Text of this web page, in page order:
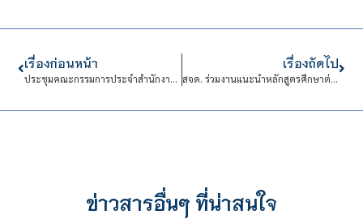
เรื่องก่อนหน้า
ประชุมคณะกรรมการประจำสำนักงานสถาบันเทคโนโลยีจิตรลดา
เรื่องถัดไป
สจด. ร่วมงานแนะนำหลักสูตรศึกษาต่อของโรงเรียนพระวิสุทธิวงส์
ข่าวสารอื่นๆ ที่น่าสนใจ